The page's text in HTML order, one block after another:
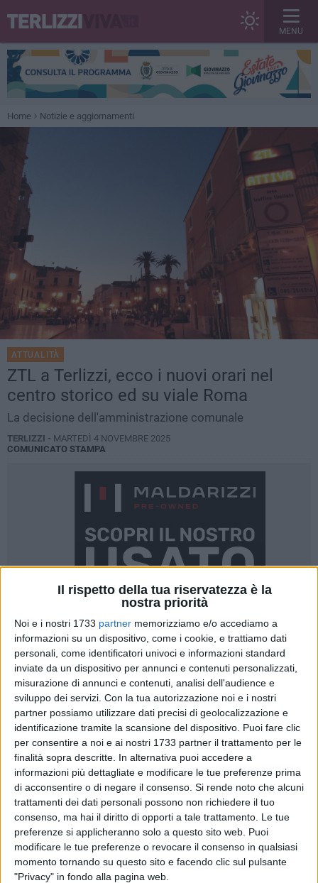
Il rispetto della tua riservatezza è la
nostra priorità
Noi e i nostri 1733 partner memorizziamo e/o accediamo a
informazioni su un dispositivo, come i cookie, e trattiamo dati
personali, come identificatori univoci e informazioni standard
inviate da un dispositivo per annunci e contenuti personalizzati,
misurazione di annunci e contenuti, analisi dell'audience e
sviluppo dei servizi. Con la tua autorizzazione noi e i nostri
partner possiamo utilizzare dati precisi di geolocalizzazione e
identificazione tramite la scansione del dispositivo. Puoi fare clic
per consentire a noi e ai nostri 1733 partner il trattamento per le
finalità sopra descritte. In alternativa puoi accedere a
informazioni più dettagliate e modificare le tue preferenze prima
di acconsentire o di negare il consenso. Si rende noto che alcuni
trattamenti dei dati personali possono non richiedere il tuo
consenso, ma hai il diritto di opporti a tale trattamento. Le tue
preferenze si applicheranno solo a questo sito web. Puoi
modificare le tue preferenze o revocare il consenso in qualsiasi
momento tornando su questo sito e facendo clic sul pulsante
"Privacy" in fondo alla pagina web.
MENU
Home Notizie e aggiornamenti
ATTUALITÀ
ZTL a Terlizzi, ecco i nuovi orari nel
centro storico ed su viale Roma
La decisione dell'amministrazione comunale
TERLIZZI - MARTEDÌ 4 NOVEMBRE 2025
COMUNICATO STAMPA
A partire dal 1° novembre e fino al 31 marzo, sono entrati in
vigore a Terlizzi i nuovi orari per lazona a traffico limitato
(ZTL)nel centro storico e in Viale Roma.
Durante i giorni festivi, i varchi all'interno delle strade
interessate dalla ZTL saranno attivi secondo le seguenti
fasce orarie: la mattina dalle ore 10 alle 13 e la sera dalle 19
alle 21. Nei giorni feriali, invece, si applicherà la chiusura
della circolazione veicolare dalle ore 19 alle 21.